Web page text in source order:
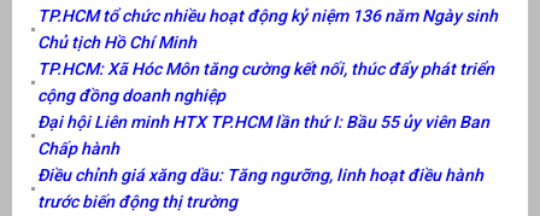
TP.HCM tổ chức nhiều hoạt động kỷ niệm 136 năm Ngày sinh
Chủ tịch Hồ Chí Minh
TP.HCM: Xã Hóc Môn tăng cường kết nối, thúc đẩy phát triển
cộng đồng doanh nghiệp
Đại hội Liên minh HTX TP.HCM lần thứ I: Bầu 55 ủy viên Ban
Chấp hành
Điều chỉnh giá xăng dầu: Tăng ngưỡng, linh hoạt điều hành
trước biến động thị trường